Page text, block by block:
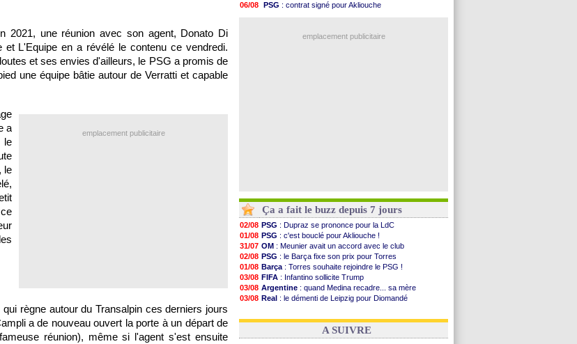
2021, une réunion avec son agent, Donato Di
L'Equipe en a révélé le contenu ce vendredi.
et ses envies d'ailleurs, le PSG a promis de
une équipe bâtie autour de Verratti et capable
emplacement publicitaire
a
le
le
règne autour du Transalpin ces derniers jours
a de nouveau ouvert la porte à un départ de
réunion), même si l'agent s'est ensuite
06/08 PSG : contrat signé pour Akliouche
: Dallinga est sur le marché
emplacement publicitaire
Ça a fait le buzz depuis 7 jours
02/08 PSG : Dupraz se prononce pour la LdC
01/08 PSG : c'est bouclé pour Akliouche !
31/07 OM : Meunier avait un accord avec le club
02/08 PSG : le Barça fixe son prix pour Torres
01/08 Barça : Torres souhaite rejoindre le PSG !
03/08 FIFA : Infantino sollicite Trump
03/08 Argentine : quand Medina recadre... sa mère
03/08 Real : le démenti de Leipzig pour Diomandé
31/07 FIFA: le conseiller d'Infantino démissionne !
A SUIVRE